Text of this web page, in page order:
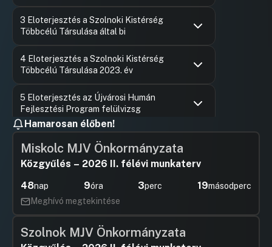
3 Eloterjesztés a Szolnoki Kistérség
Többcélú Társulása által bi
4 Eloterjesztés a Szolnoki Kistérség
Többcélú Társulása 2023. év
Hozzászólások
5 Eloterjesztés az Újvárosi Humán
Fejlesztési Program felülvizsg
HozzászólásokUgrás a napirendi pontra
Albert Általános Iskola
Hozzászólások Ugrás a napirendi pontra
kapcsolatos intézkedések
HozzászólásokUgrás a napirendi pontra
8 Eloterjesztés a 10. számú házi
gyermekorvosi körzet további
Hamarosan élőben!
Miskolc MJV Önkormányzata
Közgyűlés – 2026 II. félévi munkaterv
48nap 9óra 3perc 18másodperc
Meghívó megtekintése
Szolnok MJV Önkormányzata